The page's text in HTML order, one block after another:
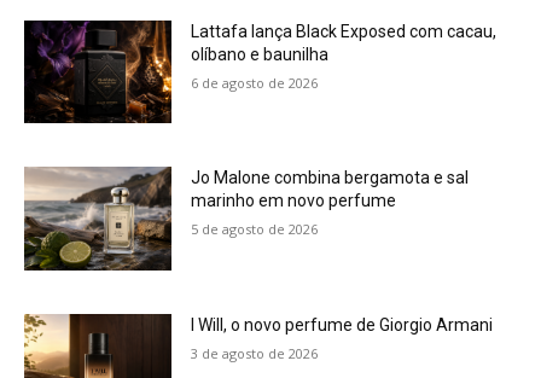
Lattafa lança Black Exposed com cacau,
olíbano e baunilha
6 de agosto de 2026
Jo Malone combina bergamota e sal
marinho em novo perfume
5 de agosto de 2026
I Will, o novo perfume de Giorgio Armani
3 de agosto de 2026